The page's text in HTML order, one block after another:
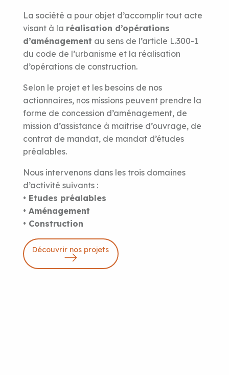
La société a pour objet d’accomplir tout acte
visant à la réalisation d’opérations
d’aménagement au sens de l’article L.300-1
du code de l’urbanisme et la réalisation
d’opérations de construction.
Selon le projet et les besoins de nos
actionnaires, nos missions peuvent prendre la
forme de concession d’aménagement, de
mission d’assistance à maitrise d’ouvrage, de
contrat de mandat, de mandat d’études
préalables.
Nous intervenons dans les trois domaines
d’activité suivants :
• Etudes préalables
• Aménagement
• Construction
Découvrir nos projets